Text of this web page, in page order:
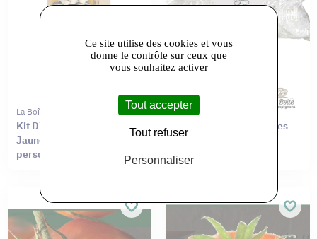
La Boîte À Champignons
Kit DIY – Pleurotes Gris,
Jaunes ou Roses pour 2
personnes
La Boîte À Champignons
Pain Mycélium Pleurotes
Gris 1L
Ce site utilise des cookies et vous
donne le contrôle sur ceux que
vous souhaitez activer
Tout accepter
Tout refuser
Personnaliser